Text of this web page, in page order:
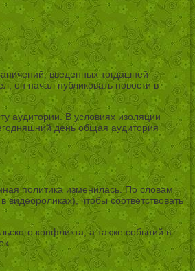
введенных тогдашней
он начал публиковать новости в
аудитории. В условиях изоляции
день общая аудитория
политика изменилась. По словам
чтобы соответствовать
конфликта, а также событий в